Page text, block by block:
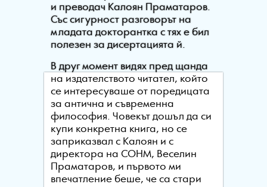
и преводач Калоян Праматаров.
Със сигурност разговорът на
младата докторантка с тях е бил
полезен за дисертацията й.
В друг момент видях пред щанда
на издателството читател, който
се интересуваше от поредицата
за антична и съвременна
философия. Човекът дошъл да си
купи конкретна книга, но се
заприказвал с Калоян и с
директора на СОНМ, Веселин
Праматаров, и първото ми
впечатление беше, че са стари